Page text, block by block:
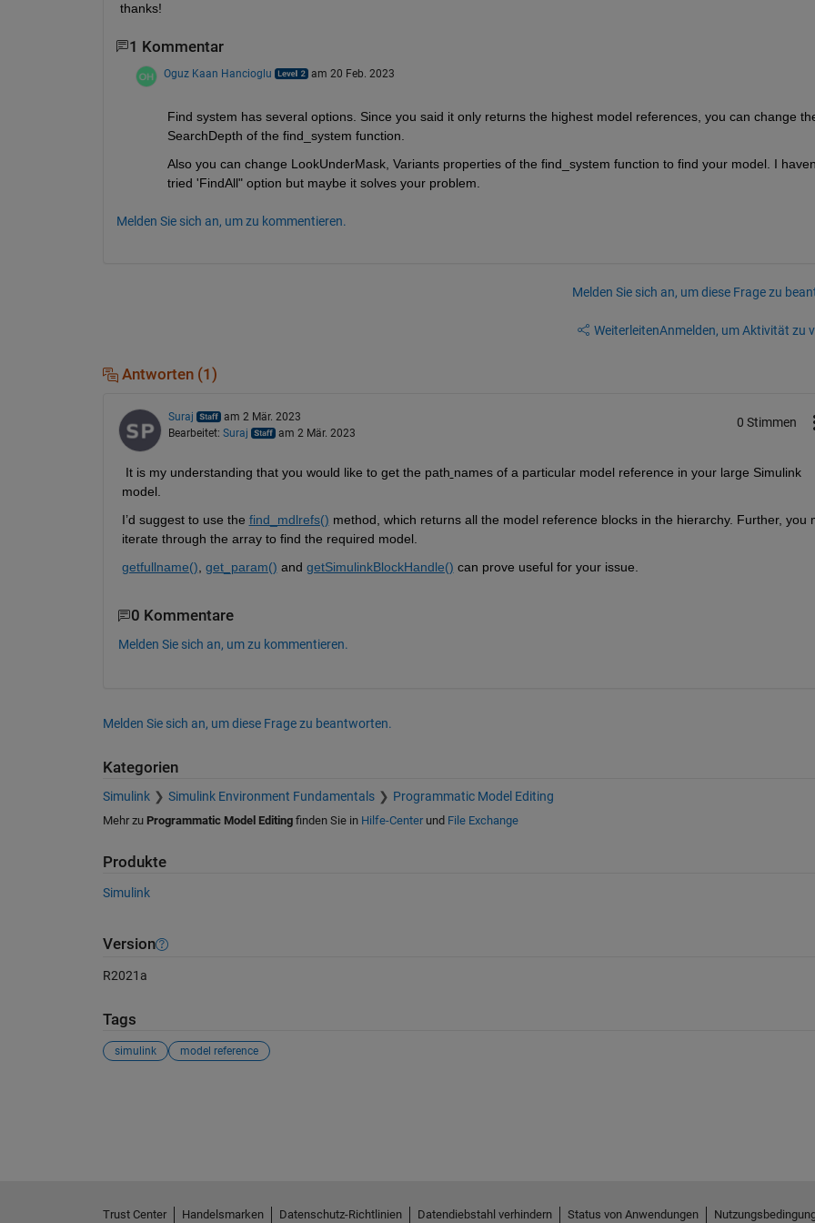
thanks!
1 Kommentar
Oguz Kaan Hancioglu am 20 Feb. 2023
Find system has several options. Since you said it only returns the highest model references, you can change
SearchDepth of the find_system function.
Also you can change LookUnderMask, Variants properties of the find_system function to find your model. I
tried 'FindAll" option but maybe it solves your problem.
Melden Sie sich an, um zu kommentieren.
Melden Sie sich an, um diese Frage zu
WeiterleitenAnmelden, um Aktivität zu
Antworten (1)
Suraj
am 2 Mär. 2023
Bearbeitet: Suraj am 2 Mär. 2023
0 Stimmen
It is my understanding that you would like to get the path names of a particular model reference in your large Simulink
model.
I’d suggest to use the find_mdlrefs() method, which returns all the model reference blocks in the hierarchy. Further, you
iterate through the array to find the required model.
getfullname(), get_param() and getSimulinkBlockHandle() can prove useful for your issue.
0 Kommentare
Melden Sie sich an, um zu kommentieren.
Melden Sie sich an, um diese Frage zu beantworten.
Kategorien
Simulink Simulink Environment Fundamentals Programmatic Model Editing
Mehr zu Programmatic Model Editingfinden Sie in Hilfe-Centerund File Exchange
Produkte
Simulink
Version
R2021a
Tags
simulink model reference
Trust Center Handelsmarken Datenschutz-Richtlinien Datendiebstahl verhindern Status von Anwendungen